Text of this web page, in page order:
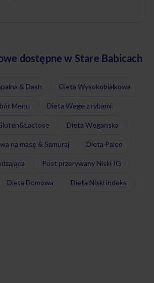
dostępne w Stare Babicach
& Dash Dieta Wysokobiałkowa
Menu Dieta Wege z rybami
Dieta Wegańska
na masę & Samuraj Dieta Paleo
Post przerywany Niski IG
Dieta Domowa Dieta Niski indeks